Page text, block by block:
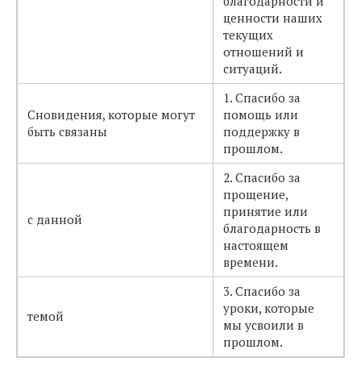
ценности наших
текущих
отношений и
ситуаций.
Сновидения, которые могут
быть связаны
1. Спасибо за
помощь или
поддержку в
прошлом.
с данной
2. Спасибо за
прощение,
принятие или
благодарность в
настоящем
времени.
темой
3. Спасибо за
уроки, которые
мы усвоили в
прошлом.